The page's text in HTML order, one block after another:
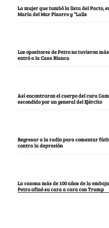
La mujer que tumbó la lista del Pacto,
María del Mar Pizarro y “Lalis
Los opositores de Petro no tuvieron
entró a la Casa Blanca
Así encontraron el cuerpo del cura
escondido por un general del Ejército
Regresar a la radio para comentar
contra la depresión
La casona más de 100 años de la
Petro afinó su cara a cara con Trump